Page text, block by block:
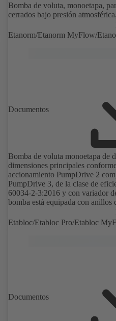
Bomba de voluta, monoetapa,
cerrados bajo presión
Etanorm/Etanorm MyFlow/
Documentos
Bomba de voluta monoetapa de
dimensiones principales
accionamiento PumpDrive 2
PumpDrive 3, de la clase de
60034-2-3:2016 y con variador
bomba está equipada con anillos
cerrado con álabes curvados,
EN 12756, eje con casquillo
de eje. El diseño «back pull-
IEC 60072; las dimensiones de
Etabloc/Etabloc Pro/Etabloc
Documentos